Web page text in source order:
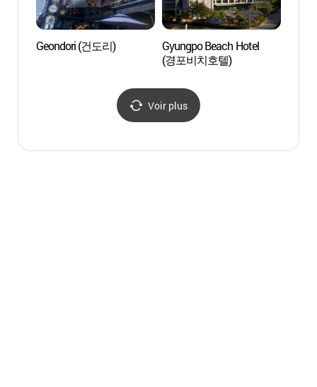
Geondori (건도리)
Gyungpo Beach Hotel
(경포비치호텔)
Voir plus